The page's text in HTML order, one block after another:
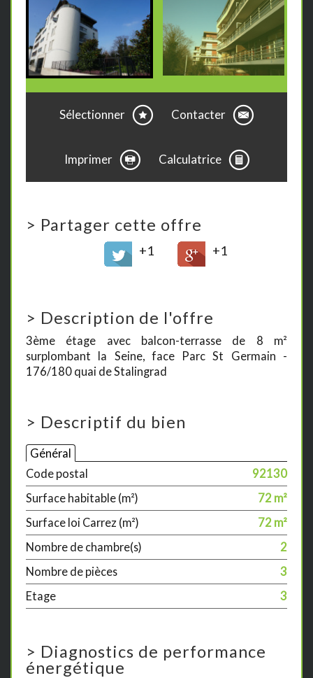
Sélectionner Contacter
Imprimer Calculatrice
> Partager cette offre
+1 +1
> Description de l'offre
3ème étage avec balcon-terrasse de 8 m²
surplombant la Seine, face Parc St Germain -
176/180 quai de Stalingrad
> Descriptif du bien
Général
Code postal
92130
Surface habitable (m²)
72 m²
Surface loi Carrez (m²)
72 m²
Nombre de chambre(s)
2
Nombre de pièces
3
Etage
3
> Diagnostics de performance
énergétique